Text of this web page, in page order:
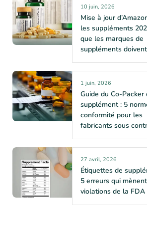
10 juin, 2026
Mise à jour
les suppléments
que les marques de
suppléments
1 juin, 2026
Guide du Co-Packer
supplément : 5
conformité pour les
fabricants sous
27 avril, 2026
Étiquettes de
5 erreurs qui
violations de la FDA